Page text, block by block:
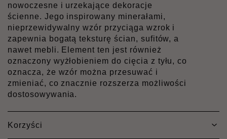
nowoczesne i urzekające dekoracje
ścienne. Jego inspirowany minerałami,
nieprzewidywalny wzór przyciąga wzrok i
zapewnia bogatą teksturę ścian, sufitów, a
nawet mebli. Element ten jest również
oznaczony wyżłobieniem do cięcia z tyłu, co
oznacza, że wzór można przesuwać i
zmieniać, co znacznie rozszerza możliwości
dostosowywania.
Korzyści